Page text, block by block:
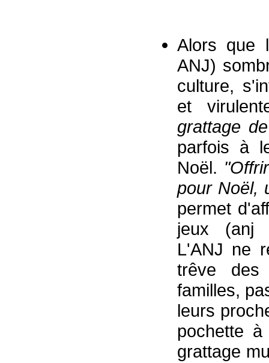
Alors que
ANJ)
culture,
et
grattage
parfois à
Noël. "
pour Noël,
permet
jeux (anj
L'ANJ ne
trêve des
familles,
leurs
pochette
grattage